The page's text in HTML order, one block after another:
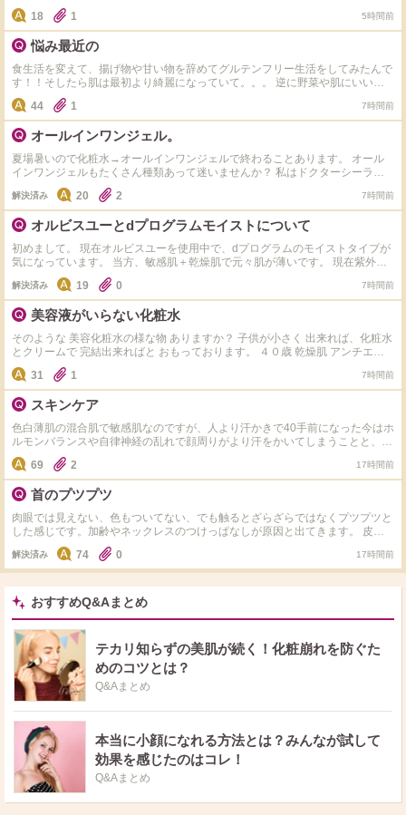
18
1 5時間前
悩み最近の
食生活を変えて、揚げ物や甘い物を辞めてグルテンフリー生活をしてみたんで
す！！そしたら肌は最初より綺麗になっていて。。。 逆に野菜や肌にいいも
のしか食べれず 揚げ物や小麦やお菓子や米、味が濃ゆい物が食べるのが怖く
なり、また食べたら増えるんじゃないかとか思って食べれなくて、どうしたら
いいでしょうか？ 皮膚科には通っていて生理前に出来るはしょうがないと思
ってるんですけど皆さんはどうしてますか？
44 1 7時間前
オールインワンジェル。
夏場暑いので化粧水→オールインワンジェルで終わることあります。 オール
インワンジェルもたくさん種類あって迷いませんか？ 私はドクターシーラボ
のセンシティブジェル敏感肌用を使用してます。 オススメのオールインワン
ジェルありますか？カルテHD、アクアレーベル、ちふれ、コラリッチ、マナ
ラは使ったことありなので。これ以外でオススメ教えて下さい。
解決済み 20 2 7時間前
オルビスユーとdプログラムモイストについて
初めまして。 現在オルビスユーを使用中で、dプログラムのモイストタイプが
気になっています。 当方、敏感肌＋乾燥肌で元々肌が薄いです。 現在紫外線
の影響で肌表面のキメが乱れ透明感も低下中。 オルビスユーを使っていて大
きな不満はないのですが、若干てかりや表面のべたっとした感じが気になるか
なぁ。という感じです。 dプログラムはサンプルをいただき使用したところ、
オルビスユーに比べるとなんとなく肌がふっくらして、でもベタつかず潤って
る…かなぁ。という感想でした。 どちらも使ったことがあるという方がいた
ら、おすすめポイントなど教えていただけると嬉しいです。
解決済み 19 0 7時間前
美容液がいらない化粧水
そのような 美容化粧水の様な物 ありますか？ 子供が小さく 出来れば、化粧水
とクリームで 完結出来ればと おもっております。 ４０歳 乾燥肌 アンチエイ
31 1 7時間前
スキンケア
色白薄肌の混合肌で敏感肌なのですが、人より汗かきで40手前になった今はホ
ルモンバランスや自律神経の乱れで顔周りがより汗をかいてしまうことと、毎
日のエアコンで内側が乾いている感じがします。同じような方いましたらどの
ようなスキンケアをしているか教えて下さい。今はちふれの水色のパッケージ
の美白タイプの化粧水とヒト型セラミドのクリームでスキンケアしてます。か
なり敏感肌でキュレルやdプロやノブやミノンなど有名な敏感肌用のスキンケ
アは色々使ってみましたが肌荒れが起きてしまい合わなかった為なかなか新し
い物にチャレンジする勇気が出ないです。
69 2 17時間前
首のプツプツ
肉眼では見えない、色もついてない、でも触るとざらざらではなくプツプツと
した感じです。加齢やネックレスのつけっぱなしが原因と出てきます。 皮膚
科へ行こうと思っていますが、同じような方、市販ではどのようなケアをして
いるか教えてください。 わたしはいまのところ化粧水(クレド)とクリーム(ア
ンブリオリス)＋朝なら日焼け止めという感じにしていて特別なケアはしてい
ないため、プツプツ特化？のケアがあれば教えてください。
解決済み 74 0 17時間前
おすすめQ&Aまとめ
テカリ知らずの美肌が続く！化粧崩れを防ぐた
めのコツとは？
Q&Aまとめ
本当に小顔になれる方法とは？みんなが試して
効果を感じたのはコレ！
Q&Aまとめ